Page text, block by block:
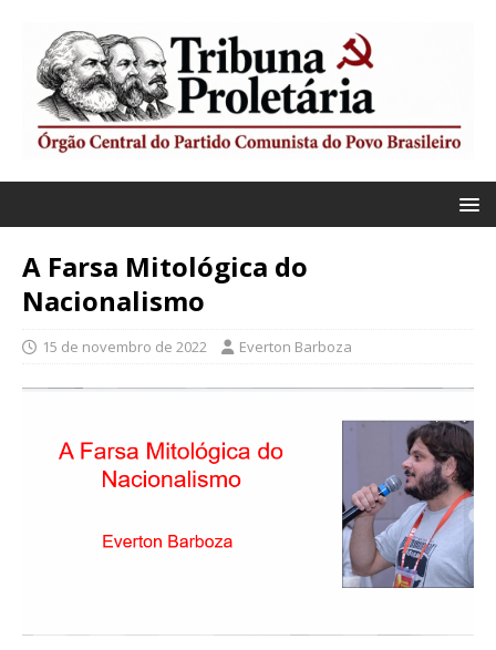
A Farsa Mitológica do
Nacionalismo
15 de novembro de 2022 Everton Barboza